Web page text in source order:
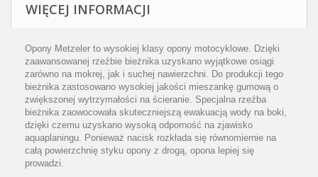
WIĘCEJ INFORMACJI
Opony Metzeler to wysokiej klasy opony motocyklowe. Dzięki
zaawansowanej rzeźbie bieżnika uzyskano wyjątkowe osiągi
zarówno na mokrej, jak i suchej nawierzchni. Do produkcji tego
bieżnika zastosowano wysokiej jakości mieszankę gumową o
zwiększonej wytrzymałości na ścieranie. Specjalna rzeźba
bieżnika zaowocowała skuteczniejszą ewakuacją wody na boki,
dzięki czemu uzyskano wysoką odporność na zjawisko
aquaplaningu. Ponieważ nacisk rozkłada się równomiernie na
całą powierzchnię styku opony z drogą, opona lepiej się
prowadzi.